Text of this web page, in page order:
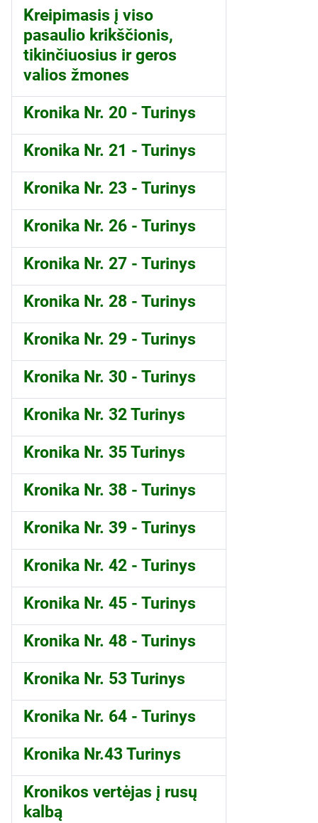
Kreipimasis į viso
pasaulio krikščionis,
tikinčiuosius ir geros
valios žmones
Kronika Nr. 20 - Turinys
Kronika Nr. 21 - Turinys
Kronika Nr. 23 - Turinys
Kronika Nr. 26 - Turinys
Kronika Nr. 27 - Turinys
Kronika Nr. 28 - Turinys
Kronika Nr. 29 - Turinys
Kronika Nr. 30 - Turinys
Kronika Nr. 32 Turinys
Kronika Nr. 35 Turinys
Kronika Nr. 38 - Turinys
Kronika Nr. 39 - Turinys
Kronika Nr. 42 - Turinys
Kronika Nr. 45 - Turinys
Kronika Nr. 48 - Turinys
Kronika Nr. 53 Turinys
Kronika Nr. 64 - Turinys
Kronika Nr.43 Turinys
Kronikos vertėjas į rusų
kalbą